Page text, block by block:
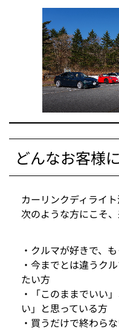
どんなお客様
カーリンクディライ
次のような方にこそ
・クルマが好きで、
・今までとは違うク
たい方
・「このままでいい
い」と思っている方
・買うだけで終わら